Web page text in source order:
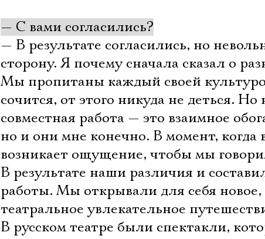
— С вами согласились?
— В результате согласились, но
сторону. Я почему сначала сказал о
Мы пропитаны каждый своей
сочится, от этого никуда не деться.
совместная работа — это взаимное
но и они мне конечно. В момент, когда
возникает ощущение, чтобы мы
В результате наши различия и
работы. Мы открывали для себя
театральное увлекательное
В русском театре были спектакли,